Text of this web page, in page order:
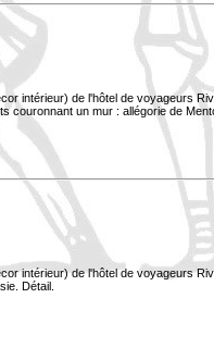
intérieur) de l'hôtel de voyageurs
couronnant un mur : allégorie de
intérieur) de l'hôtel de voyageurs
Détail.